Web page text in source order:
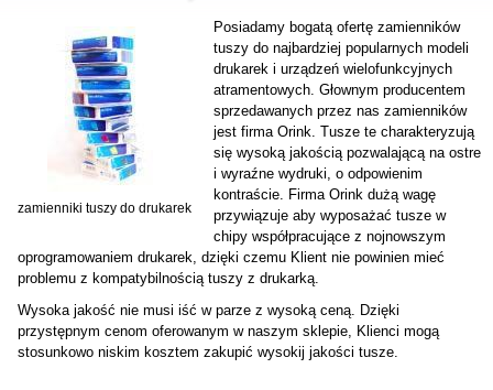
zamienniki tuszy do drukarek
Posiadamy bogatą ofertę zamienników
tuszy do najbardziej popularnych modeli
drukarek i urządzeń wielofunkcyjnych
atramentowych. Głownym producentem
sprzedawanych przez nas zamienników
jest firma Orink. Tusze te charakteryzują
się wysoką jakością pozwalającą na ostre
i wyraźne wydruki, o odpowienim
kontraście. Firma Orink dużą wagę
przywiązuje aby wyposażać tusze w
chipy współpracujące z nojnowszym
oprogramowaniem drukarek, dzięki czemu Klient nie powinien mieć
problemu z kompatybilnością tuszy z drukarką.
Wysoka jakość nie musi iść w parze z wysoką ceną. Dzięki
przystępnym cenom oferowanym w naszym sklepie, Klienci mogą
stosunkowo niskim kosztem zakupić wysokij jakości tusze.